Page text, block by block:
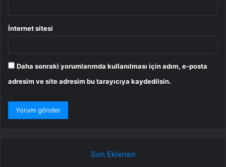
İnternet sitesi
Daha sonraki yorumlarımda kullanılması için adım, e-posta
adresim ve site adresim bu tarayıcıya kaydedilsin.
Son Eklenen